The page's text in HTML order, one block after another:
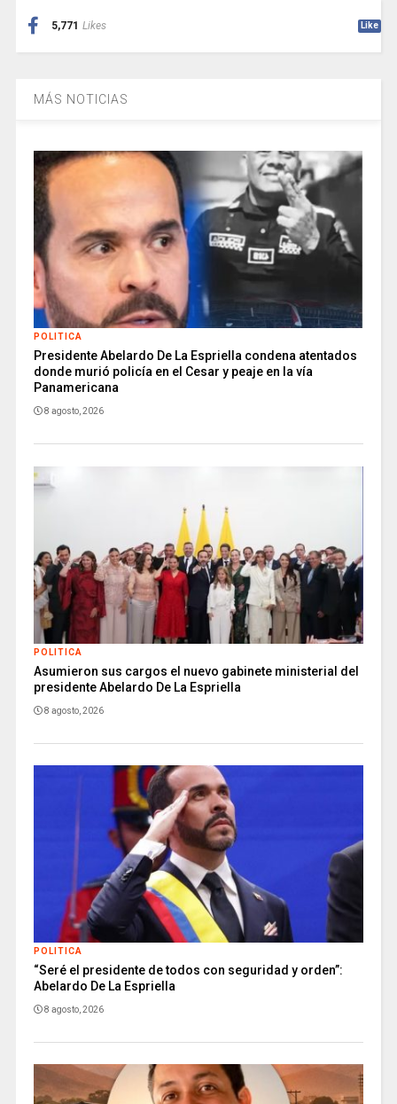
5,771 Likes Like
MÁS NOTICIAS
POLITICA
Presidente Abelardo De La Espriella condena atentados
donde murió policía en el Cesar y peaje en la vía
Panamericana
8 agosto, 2026
POLITICA
Asumieron sus cargos el nuevo gabinete ministerial del
presidente Abelardo De La Espriella
8 agosto, 2026
POLITICA
“Seré el presidente de todos con seguridad y orden”:
Abelardo De La Espriella
8 agosto, 2026